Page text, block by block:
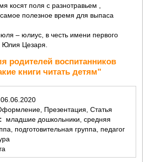
косят поля с разнотравьем ,
полезное время для выпаса
– юлиус, в честь имени первого
Юлия Цезаря.
родителей воспитанников
книги читать детям"
06.06.2020
Презентация, Статья
подготовительная группа, педагог